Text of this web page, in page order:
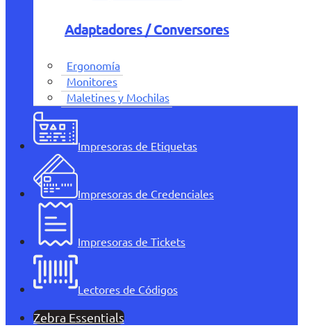
Adaptadores / Conversores
Ergonomía
Monitores
Maletines y Mochilas
Impresoras de Etiquetas
Impresoras de Credenciales
Impresoras de Tickets
Lectores de Códigos
Zebra Essentials